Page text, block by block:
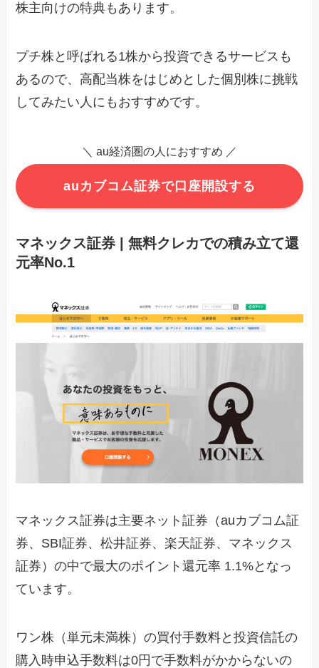
株主向けの特典もあります。
プチ株と呼ばれる1株から投資できるサービスも
あるので、高配当株をはじめとした個別株に挑戦
してみたい人にもおすすめです。
＼ au経済圏の人におすすめ ／
auカブコム証券で口座開設する
マネックス証券 | 無料クレカでの積み立て還
元率No.1
マネックス証券は主要ネット証券（auカブコム証
券、SBI証券、松井証券、楽天証券、マネックス
証券）の中で最大のポイント還元率 1.1%となっ
ています。
ワン株（単元未満株）の買付手数料と投資信託の
購入時申込手数料は0円で手数料がかからないの